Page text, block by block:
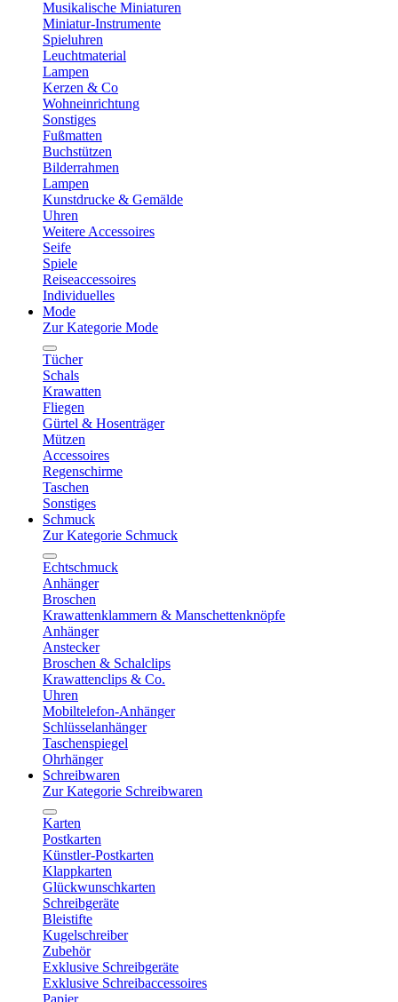
Musikalische Miniaturen
Miniatur-Instrumente
Spieluhren
Leuchtmaterial
Lampen
Kerzen & Co
Wohneinrichtung
Sonstiges
Fußmatten
Buchstützen
Bilderrahmen
Lampen
Kunstdrucke & Gemälde
Uhren
Weitere Accessoires
Seife
Spiele
Reiseaccessoires
Individuelles
Mode
Zur Kategorie Mode
Tücher
Schals
Krawatten
Fliegen
Gürtel & Hosenträger
Mützen
Accessoires
Regenschirme
Taschen
Sonstiges
Schmuck
Zur Kategorie Schmuck
Echtschmuck
Anhänger
Broschen
Krawattenklammern & Manschettenknöpfe
Anhänger
Anstecker
Broschen & Schalclips
Krawattenclips & Co.
Uhren
Mobiltelefon-Anhänger
Schlüsselanhänger
Taschenspiegel
Ohrhänger
Schreibwaren
Zur Kategorie Schreibwaren
Karten
Postkarten
Künstler-Postkarten
Klappkarten
Glückwunschkarten
Schreibgeräte
Bleistifte
Kugelschreiber
Zubehör
Exklusive Schreibgeräte
Exklusive Schreibaccessoires
Papier